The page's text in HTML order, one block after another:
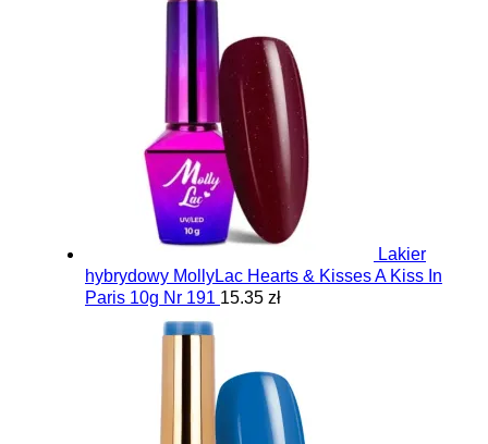
Lakier
hybrydowy MollyLac Hearts & Kisses A Kiss In
Paris 10g Nr 191 15.35 zł